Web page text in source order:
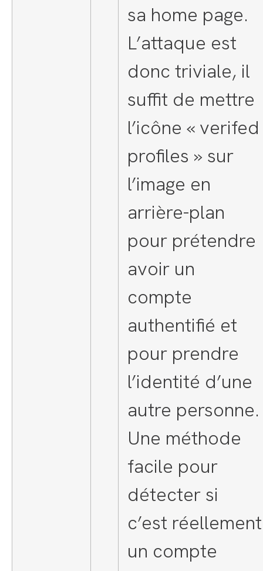
sa home page.
L’attaque est
donc triviale, il
suffit de mettre
l’icône « verifed
profiles » sur
l’image en
arrière-plan
pour prétendre
avoir un
compte
authentifié et
pour prendre
l’identité d’une
autre personne.
Une méthode
facile pour
détecter si
c’est réellement
un compte